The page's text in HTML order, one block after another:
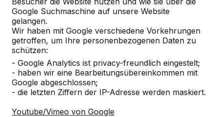
Google Suchmaschine auf unsere Website
gelangen.
Wir haben mit Google verschiedene Vorkehrungen
getroffen, um Ihre personenbezogenen Daten zu
schützen:
- Google Analytics ist privacy-freundlich eingestelt;
- haben wir eine Bearbeitungsübereinkommen mit
Google abgeschlossen;
- die letzten Ziffern der IP-Adresse werden maskiert.
Youtube/Vimeo von Google
Alles anzeigen
Kategorie
Alles anzeigen
Ort oder Postleitzahl suchen